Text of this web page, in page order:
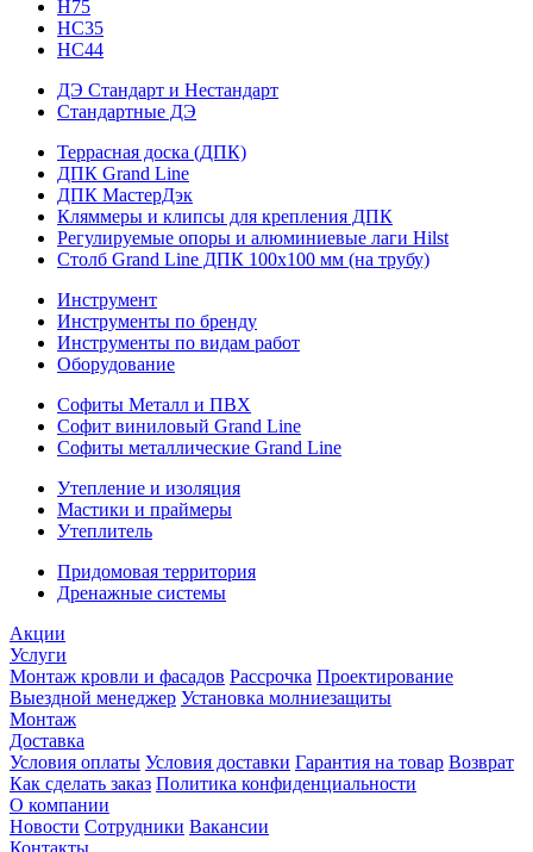
H75
HС35
НС44
ДЭ Стандарт и Нестандарт
Стандартные ДЭ
Террасная доска (ДПК)
ДПК Grand Line
ДПК МастерДэк
Кляммеры и клипсы для крепления ДПК
Регулируемые опоры и алюминиевые лаги Hilst
Столб Grand Line ДПК 100х100 мм (на трубу)
Инструмент
Инструменты по бренду
Инструменты по видам работ
Оборудование
Софиты Металл и ПВХ
Софит виниловый Grand Line
Софиты металлические Grand Line
Утепление и изоляция
Мастики и праймеры
Утеплитель
Придомовая территория
Дренажные системы
Акции
Услуги
Монтаж кровли и фасадов Рассрочка Проектирование
Выездной менеджер Установка молниезащиты
Монтаж
Доставка
Условия оплаты Условия доставки Гарантия на товар Возврат
Как сделать заказ Политика конфиденциальности
О компании
Новости Сотрудники Вакансии
Контакты